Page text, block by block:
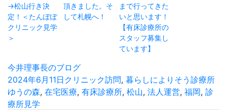
→松山行き決
定！＜たんぽぽ
クリニック見学
＞
頂きました。そ
して札幌へ！
まで行ってきた
いと思います！
【有床診療所の
スタッフ募集し
ています】
投
稿
者
今井理事長のブログ
投
稿
日:
2024年6月11日 カ
テ
クリニック訪問, 暮らしによりそう診療所
ゆうの森, 在宅医療, 有床診療所, 松山, 法人運営, 福岡, 診
療所見学